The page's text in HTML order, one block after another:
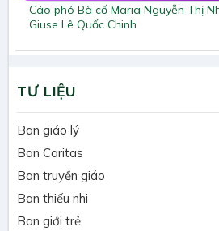
Cáo phó Bà cố Maria Nguyễn Thị
Giuse Lê Quốc Chinh
TƯ LIỆU
Ban giáo lý
Ban Caritas
Ban truyền giáo
Ban thiếu nhi
Ban giới trẻ